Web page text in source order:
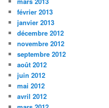
février 2013
janvier 2013
décembre 2012
novembre 2012
septembre 2012
août 2012
juin 2012
mai 2012
avril 2012